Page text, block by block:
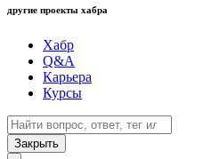
другие проекты хабра
Хабр
Q&A
Карьера
Курсы
Закрыть